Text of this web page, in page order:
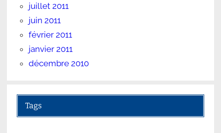
juillet 2011
juin 2011
février 2011
janvier 2011
décembre 2010
Tags